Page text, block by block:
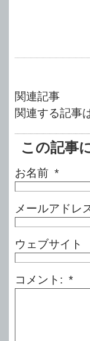
関連記事
関連する記事
この記事
お名前 *
メールアドレ
ウェブサイト
コメント: *